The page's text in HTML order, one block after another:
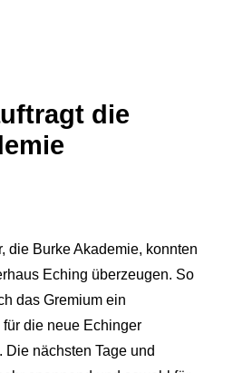
die
die Burke Akademie, konnten
Eching überzeugen. So
das Gremium ein
die neue Echinger
nächsten Tage und